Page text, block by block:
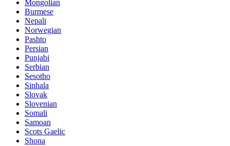
Mongolian
Burmese
Nepali
Norwegian
Pashto
Persian
Punjabi
Serbian
Sesotho
Sinhala
Slovak
Slovenian
Somali
Samoan
Scots Gaelic
Shona